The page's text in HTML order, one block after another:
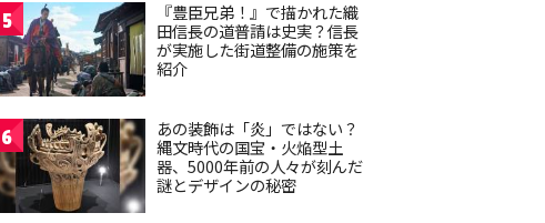
5
『豊臣兄弟！』で描かれた織
田信長の道普請は史実？信長
が実施した街道整備の施策を
紹介
6
あの装飾は「炎」ではない？
縄文時代の国宝・火焔型土
器、5000年前の人々が刻んだ
謎とデザインの秘密